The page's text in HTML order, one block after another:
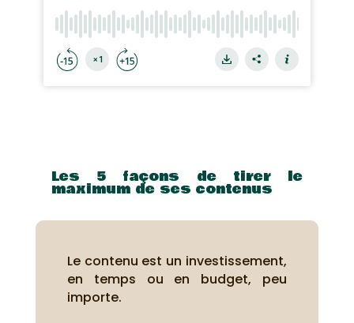
Les 5 façons de tirer le
maximum de ses contenus
Le contenu est un investissement,
en temps ou en budget, peu
importe.